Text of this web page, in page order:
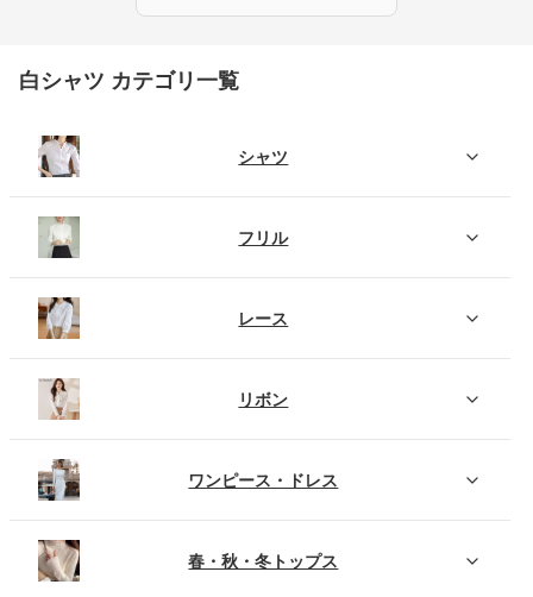
白シャツ カテゴリ一覧
シャツ
フリル
レース
リボン
ワンピース・ドレス
春・秋・冬トップス